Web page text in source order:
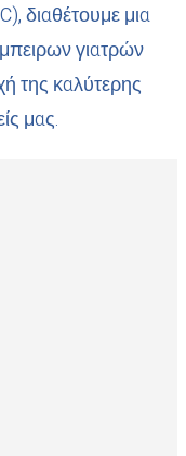
διαθέτουμε μια
γιατρών
της καλύτερης
μας.